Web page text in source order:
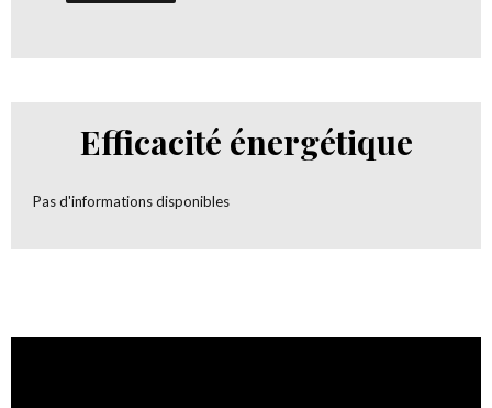
Efficacité énergétique
Pas d'informations disponibles